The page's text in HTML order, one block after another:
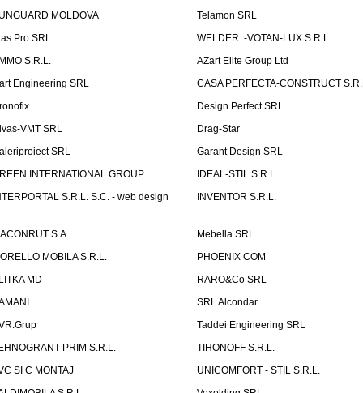
MOLDOVA
Telamon SRL
Pro SRL
WELDER. -VOTAN-LUX S.R.L.
S.R.L.
AZart Elite Group Ltd
Engineering SRL
CASA PERFECTA-CONSTRUCT
Design Perfect SRL
VMT SRL
Drag-Star
SRL
Garant Design SRL
INTERNATIONAL GROUP
IDEAL-STIL S.R.L.
S.R.L. S.C. - web design
INVENTOR S.R.L.
S.A.
Mebella SRL
MOBILA S.R.L.
PHOENIX COM
MD
RARO&Co SRL
SRL Alcondar
Taddei Engineering SRL
PRIM S.R.L.
TIHONOFF S.R.L.
SI C MONTAJ
UNICOMFORT - STIL S.R.L.